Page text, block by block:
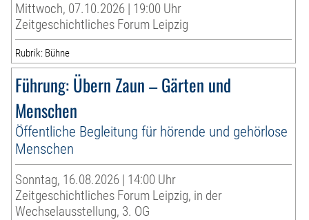
Mittwoch, 07.10.2026 | 19:00 Uhr
Zeitgeschichtliches Forum Leipzig
Rubrik: Bühne
Führung: Übern Zaun – Gärten und
Menschen
Öffentliche Begleitung für hörende und gehörlose
Menschen
Sonntag, 16.08.2026 | 14:00 Uhr
Zeitgeschichtliches Forum Leipzig, in der
Wechselausstellung, 3. OG